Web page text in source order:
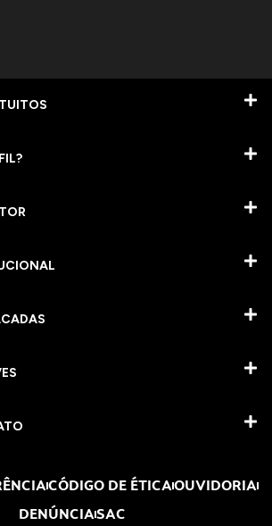
CÓDIGO DE ÉTICAOUVIDORIA
DENÚNCIASAC